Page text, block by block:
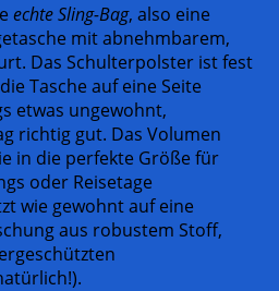
echte Sling-Bag, also eine
mit abnehmbarem,
Das Schulterpolster ist fest
Tasche auf eine Seite
etwas ungewohnt,
richtig gut. Das Volumen
in die perfekte Größe für
oder Reisetage
wie gewohnt auf eine
aus robustem Stoff,